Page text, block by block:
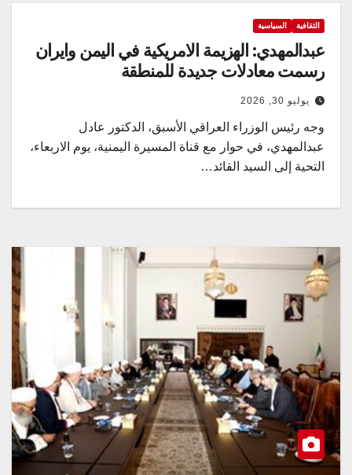
الثقافية السياسية
عبدالمهدي: الهزيمة الامريكية في اليمن وايران
رسمت معادلات جديدة للمنطقة
يوليو 30, 2026
وجه رئيس الوزراء العراقي الأسبق، الدكتور عادل
عبدالمهدي، في حوار مع قناة المسيرة اليمنية، يوم الاربعاء،
التحية إلى السيد القائد…